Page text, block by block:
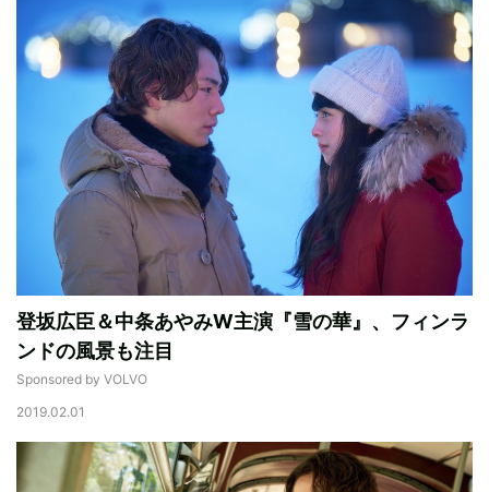
登坂広臣＆中条あやみW主演『雪の華』、フィンラ
ンドの風景も注目
Sponsored by VOLVO
2019.02.01